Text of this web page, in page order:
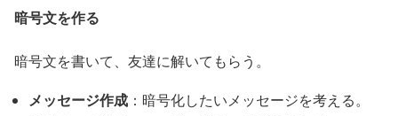
暗号文を作る
暗号文を書いて、友達に解いてもらう。
メッセージ作成 ：暗号化したいメッセージを考える。